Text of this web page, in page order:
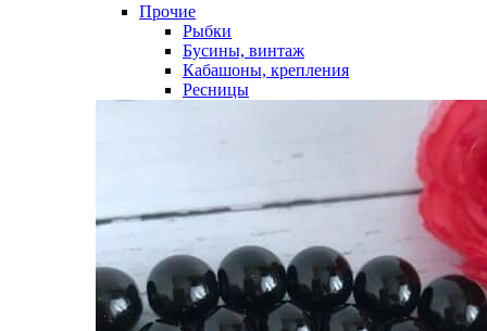
Прочие
Рыбки
Бусины, винтаж
Кабашоны, крепления
Ресницы